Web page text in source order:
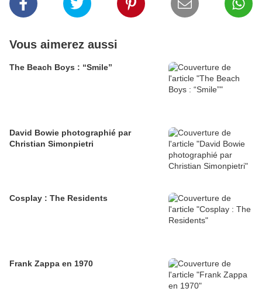
Vous aimerez aussi
The Beach Boys : “Smile”
David Bowie photographié par
Christian Simonpietri
Cosplay : The Residents
Frank Zappa en 1970